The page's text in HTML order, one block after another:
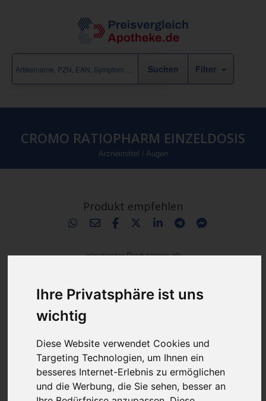
Ihre Privatsphäre ist uns
wichtig
Diese Website verwendet Cookies und
Targeting Technologien, um Ihnen ein
besseres Internet-Erlebnis zu ermöglichen
und die Werbung, die Sie sehen, besser an
Filter
CROMO RATIOPHARM EINZELDOSIS
Arzneimittel / Augen
Produkt empfehlen
günstigster Produktpreis ab
2,69 €
+ 4,95 € Versandkosten
& inkl. MwSt.
Ersparnis: 71 %oder 6,50 €